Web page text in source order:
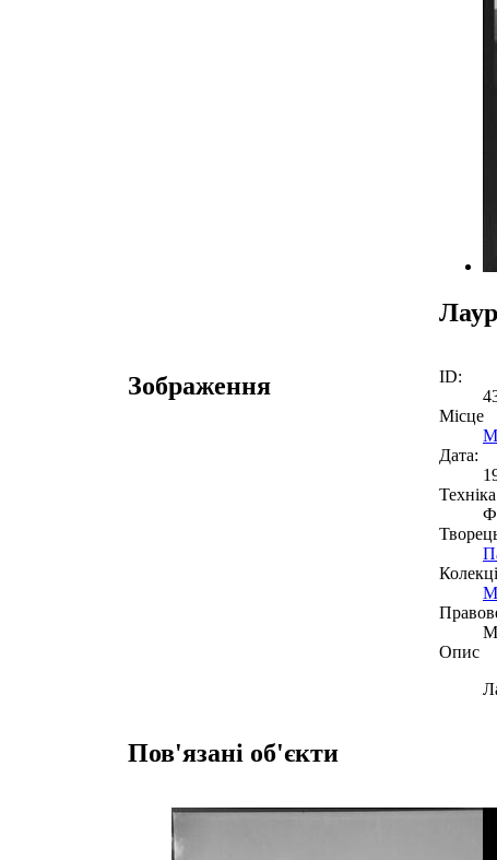
Зображення
ID:
Місце
Дата:
Опис
Пов'язані об'єкти